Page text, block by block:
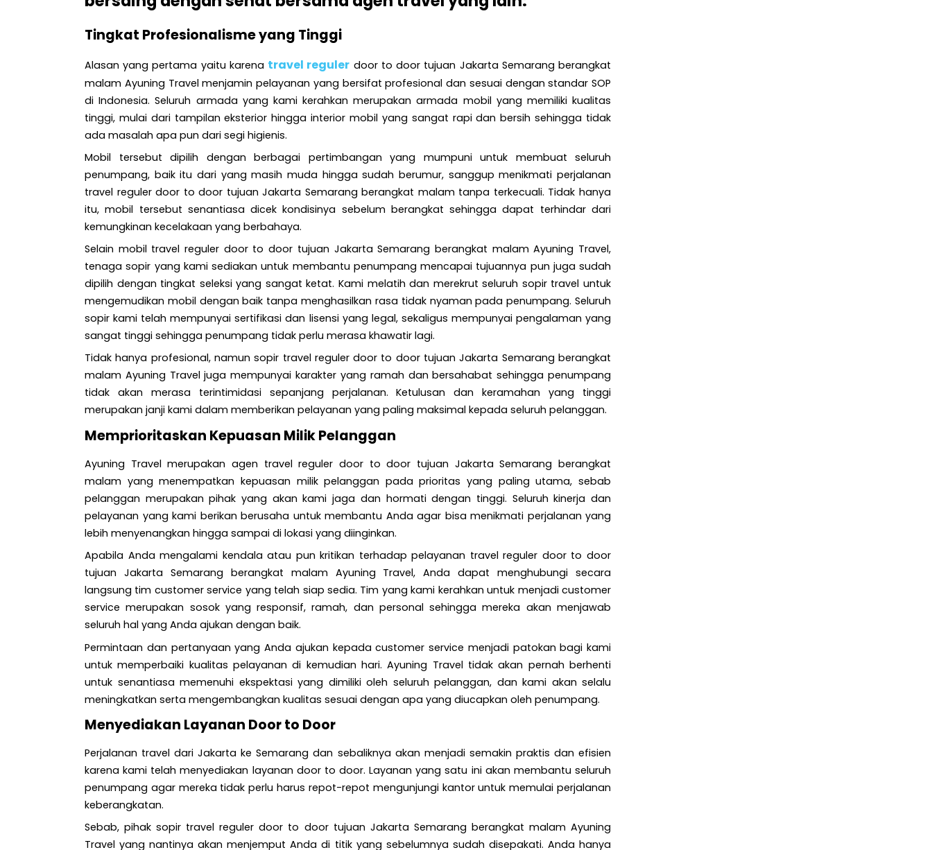
Tingkat Profesionalisme yang Tinggi
Alasan yang pertama yaitu karena travel reguler door to door tujuan Jakarta Semarang berangkat
malam Ayuning Travel menjamin pelayanan yang bersifat profesional dan sesuai dengan standar SOP
di Indonesia. Seluruh armada yang kami kerahkan merupakan armada mobil yang memiliki kualitas
tinggi, mulai dari tampilan eksterior hingga interior mobil yang sangat rapi dan bersih sehingga tidak
ada masalah apa pun dari segi higienis.
Mobil tersebut dipilih dengan berbagai pertimbangan yang mumpuni untuk membuat seluruh
penumpang, baik itu dari yang masih muda hingga sudah berumur, sanggup menikmati perjalanan
travel reguler door to door tujuan Jakarta Semarang berangkat malam tanpa terkecuali. Tidak hanya
itu, mobil tersebut senantiasa dicek kondisinya sebelum berangkat sehingga dapat terhindar dari
kemungkinan kecelakaan yang berbahaya.
Selain mobil travel reguler door to door tujuan Jakarta Semarang berangkat malam Ayuning Travel,
tenaga sopir yang kami sediakan untuk membantu penumpang mencapai tujuannya pun juga sudah
dipilih dengan tingkat seleksi yang sangat ketat. Kami melatih dan merekrut seluruh sopir travel untuk
mengemudikan mobil dengan baik tanpa menghasilkan rasa tidak nyaman pada penumpang. Seluruh
sopir kami telah mempunyai sertifikasi dan lisensi yang legal, sekaligus mempunyai pengalaman yang
sangat tinggi sehingga penumpang tidak perlu merasa khawatir lagi.
Tidak hanya profesional, namun sopir travel reguler door to door tujuan Jakarta Semarang berangkat
malam Ayuning Travel juga mempunyai karakter yang ramah dan bersahabat sehingga penumpang
tidak akan merasa terintimidasi sepanjang perjalanan. Ketulusan dan keramahan yang tinggi
merupakan janji kami dalam memberikan pelayanan yang paling maksimal kepada seluruh pelanggan.
Memprioritaskan Kepuasan Milik Pelanggan
Ayuning Travel merupakan agen travel reguler door to door tujuan Jakarta Semarang berangkat
malam yang menempatkan kepuasan milik pelanggan pada prioritas yang paling utama, sebab
pelanggan merupakan pihak yang akan kami jaga dan hormati dengan tinggi. Seluruh kinerja dan
pelayanan yang kami berikan berusaha untuk membantu Anda agar bisa menikmati perjalanan yang
lebih menyenangkan hingga sampai di lokasi yang diinginkan.
Apabila Anda mengalami kendala atau pun kritikan terhadap pelayanan travel reguler door to door
tujuan Jakarta Semarang berangkat malam Ayuning Travel, Anda dapat menghubungi secara
langsung tim customer service yang telah siap sedia. Tim yang kami kerahkan untuk menjadi customer
service merupakan sosok yang responsif, ramah, dan personal sehingga mereka akan menjawab
seluruh hal yang Anda ajukan dengan baik.
Permintaan dan pertanyaan yang Anda ajukan kepada customer service menjadi patokan bagi kami
untuk memperbaiki kualitas pelayanan di kemudian hari. Ayuning Travel tidak akan pernah berhenti
untuk senantiasa memenuhi ekspektasi yang dimiliki oleh seluruh pelanggan, dan kami akan selalu
meningkatkan serta mengembangkan kualitas sesuai dengan apa yang diucapkan oleh penumpang.
Menyediakan Layanan Door to Door
Perjalanan travel dari Jakarta ke Semarang dan sebaliknya akan menjadi semakin praktis dan efisien
karena kami telah menyediakan layanan door to door. Layanan yang satu ini akan membantu seluruh
penumpang agar mereka tidak perlu harus repot-repot mengunjungi kantor untuk memulai perjalanan
keberangkatan.
Sebab, pihak sopir travel reguler door to door tujuan Jakarta Semarang berangkat malam Ayuning
Travel yang nantinya akan menjemput Anda di titik yang sebelumnya sudah disepakati. Anda hanya